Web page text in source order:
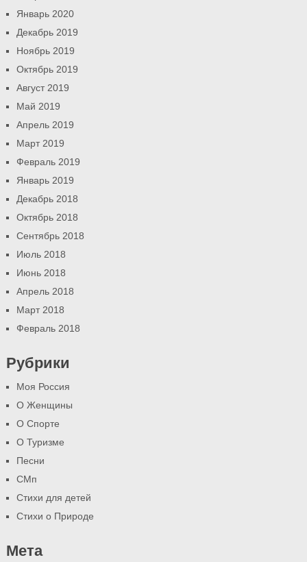
Январь 2020
Декабрь 2019
Ноябрь 2019
Октябрь 2019
Август 2019
Май 2019
Апрель 2019
Март 2019
Февраль 2019
Январь 2019
Декабрь 2018
Октябрь 2018
Сентябрь 2018
Июль 2018
Июнь 2018
Апрель 2018
Март 2018
Февраль 2018
Рубрики
Моя Россия
О Женщины
О Спорте
О Туризме
Песни
СМп
Стихи для детей
Стихи о Природе
Мета